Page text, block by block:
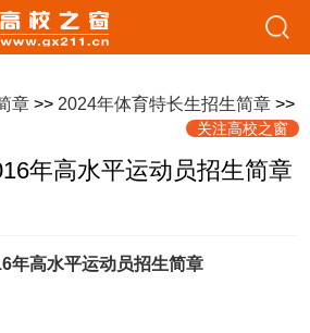
章 >> 2024年体育特长生招生简章 >>
关注高校之窗
年高水平运动员招生简章
年高水平运动员招生简章